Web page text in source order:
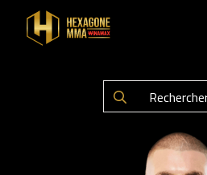
Search
for: